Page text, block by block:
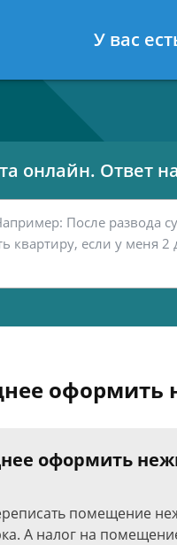
7 812 467-42-15
онлайн. Ответ
оформить
помещение
А налог на
У вас